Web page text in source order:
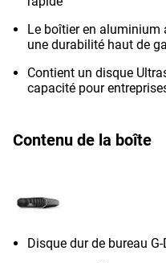
Le boîtier en
une durabilité haut de
Contient un disque
capacité pour
Contenu de la boîte
Disque dur de bureau G-